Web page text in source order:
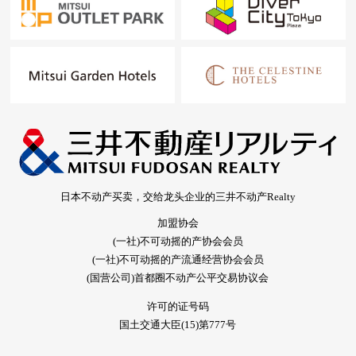
日本不动产买卖，交给龙头企业的三井不动产Realty
加盟协会
(一社)不可动摇的产协会会员
(一社)不可动摇的产流通经营协会会员
(国营公司)首都圈不动产公平交易协议会
许可的证号码
国土交通大臣(15)第777号